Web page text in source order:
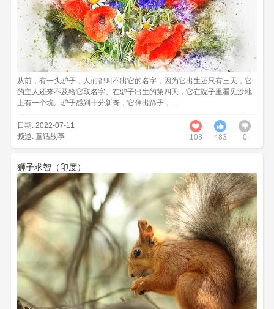
从前，有一头驴子，人们都叫不出它的名字，因为它出生还只有三天，它
的主人还来不及给它取名字。在驴子出生的第四天，它在院子里看见沙地
上有一个坑。驴子感到十分新奇，它伸出蹄子， ..
日期: 2022-07-11
频道: 童话故事 108 483 0
狮子求智（印度）